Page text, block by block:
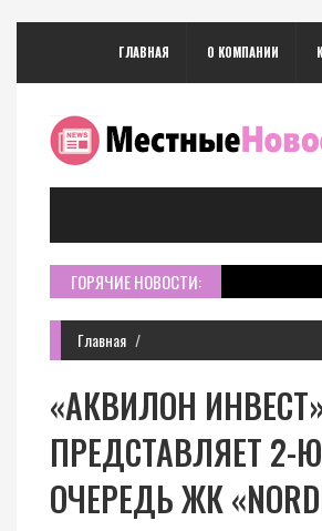
ГЛАВНАЯ О КОМПАНИИ
ГОРЯЧИЕ НОВОСТИ:
Главная
«АКВИЛОН
ПРЕДСТАВЛЯЕТ 2-Ю
ОЧЕРЕДЬ ЖК